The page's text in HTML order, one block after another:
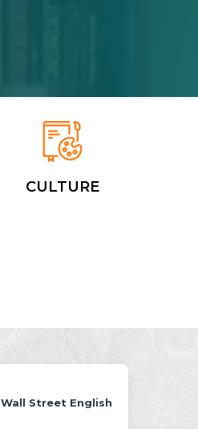
CULTURE
Wall Street English